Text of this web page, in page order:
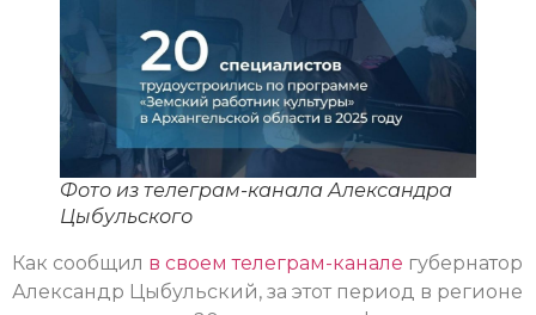
Фото из телеграм-канала Александра
Цыбульского
Как сообщил в своем телеграм-канале губернатор
Александр Цыбульский, за этот период в регионе